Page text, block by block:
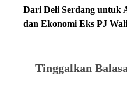
Dari Deli Serdang untuk
dan Ekonomi Eks PJ
Tinggalkan